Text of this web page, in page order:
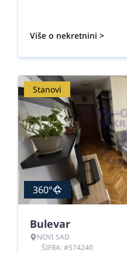
Više o nekretnini >
Stanovi
360°
Bulevar
NOVI SAD
ŠIFRA: #574240